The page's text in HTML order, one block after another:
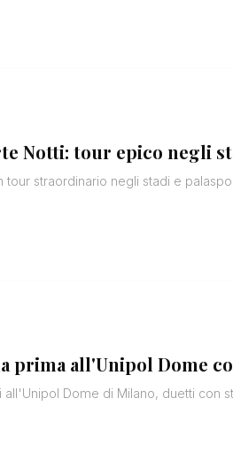
Notti: tour epico negli
straordinario negli stadi e
prima all'Unipol Dome
Dome di Milano, duetti con